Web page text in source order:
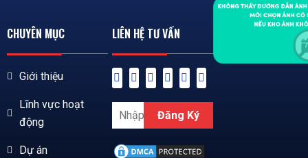
CHUYÊN MỤC
Giới thiệu
Lĩnh vực hoạt
động
Dự án
LIÊN HỆ TƯ VẤN
Đăng Ký